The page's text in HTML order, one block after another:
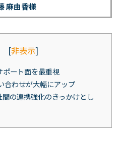
麻由香様
[非表示]
ポート面を最重視
合わせが大幅にアップ
の連携強化のきっかけとし